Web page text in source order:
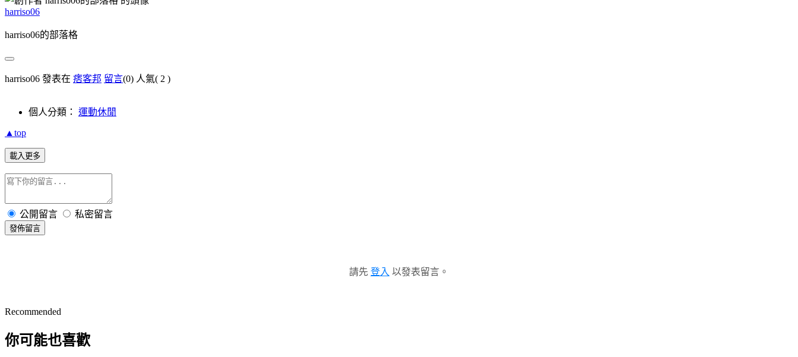
harriso06
harriso06的部落格
harriso06 發表在 痞客邦 留言(0) 人氣( 2 )
個人分類： 運動休閒
▲top
載入更多
公開留言 私密留言
發佈留言
請先 登入 以發表留言。
Recommended
你可能也喜歡